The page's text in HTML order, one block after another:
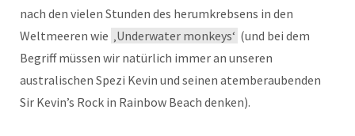
nach den vielen Stunden des herumkrebsens in den
Weltmeeren wie ‚Underwater monkeys‘ (und bei dem
Begriff müssen wir natürlich immer an unseren
australischen Spezi Kevin und seinen atemberaubenden
Sir Kevin’s Rock in Rainbow Beach denken).